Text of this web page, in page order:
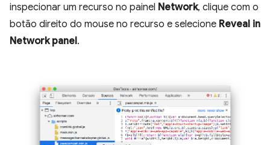
inspecionar um recurso no painel Network, clique com o
botão direito do mouse no recurso e selecione Reveal in
Network panel.